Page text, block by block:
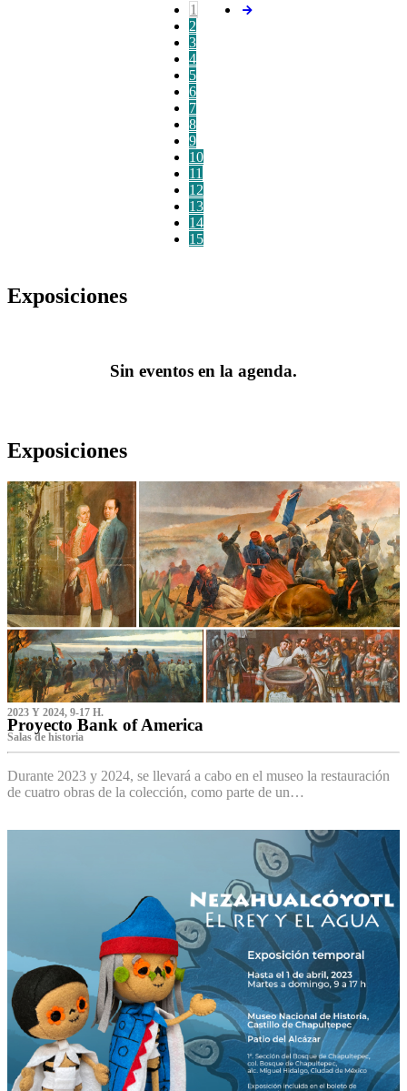
1
2
3
4
5
6
7
8
9
10
11
12
13
14
15
Exposiciones
Sin eventos en la agenda.
Exposiciones
2023 Y 2024, 9-17 H.
Proyecto Bank of America
S‌alas de historia
Durante 2023 y 2024, se llevará a cabo en el museo la restauración
de cuatro obras de la colección, como parte de un…